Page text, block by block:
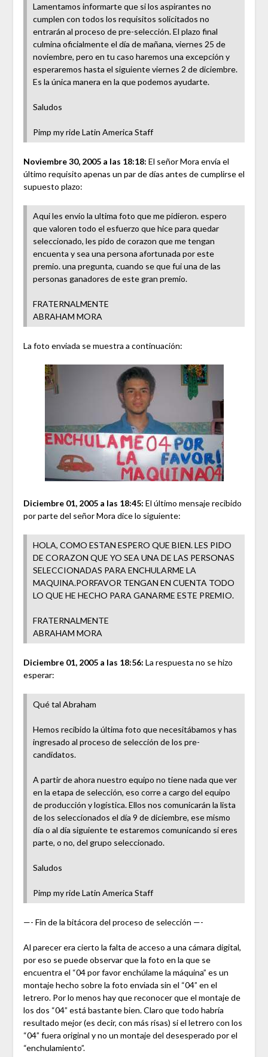
Lamentamos informarte que si los aspirantes no
cumplen con todos los requisitos solicitados no
entrarán al proceso de pre-selección. El plazo final
culmina oficialmente el día de mañana, viernes 25 de
noviembre, pero en tu caso haremos una excepción y
esperaremos hasta el siguiente viernes 2 de diciembre.
Es la única manera en la que podemos ayudarte.
Saludos
Pimp my ride Latin America Staff
Noviembre 30, 2005 a las 18:18: El señor Mora envía el
último requisito apenas un par de días antes de cumplirse el
supuesto plazo:
Aqui les envio la ultima foto que me pidieron. espero
que valoren todo el esfuerzo que hice para quedar
seleccionado, les pido de corazon que me tengan
encuenta y sea una persona afortunada por este
premio. una pregunta, cuando se que fui una de las
personas ganadores de este gran premio.
FRATERNALMENTE
ABRAHAM MORA
La foto enviada se muestra a continuación:
Diciembre 01, 2005 a las 18:45: El último mensaje recibido
por parte del señor Mora dice lo siguiente:
HOLA, COMO ESTAN ESPERO QUE BIEN. LES PIDO
DE CORAZON QUE YO SEA UNA DE LAS PERSONAS
SELECCIONADAS PARA ENCHULARME LA
MAQUINA.PORFAVOR TENGAN EN CUENTA TODO
LO QUE HE HECHO PARA GANARME ESTE PREMIO.
FRATERNALMENTE
ABRAHAM MORA
Diciembre 01, 2005 a las 18:56: La respuesta no se hizo
esperar:
Qué tal Abraham
Hemos recibido la última foto que necesitábamos y has
ingresado al proceso de selección de los pre-
candidatos.
A partir de ahora nuestro equipo no tiene nada que ver
en la etapa de selección, eso corre a cargo del equipo
de producción y logística. Ellos nos comunicarán la lista
de los seleccionados el día 9 de diciembre, ese mismo
día o al día siguiente te estaremos comunicando si eres
parte, o no, del grupo seleccionado.
Saludos
Pimp my ride Latin America Staff
—- Fin de la bitácora del proceso de selección —-
Al parecer era cierto la falta de acceso a una cámara digital,
por eso se puede observar que la foto en la que se
encuentra el “04 por favor enchúlame la máquina” es un
montaje hecho sobre la foto enviada sin el “04” en el
letrero. Por lo menos hay que reconocer que el montaje de
los dos “04” está bastante bien. Claro que todo habría
resultado mejor (es decir, con más risas) si el letrero con los
“04” fuera original y no un montaje del desesperado por el
“enchulamiento”.